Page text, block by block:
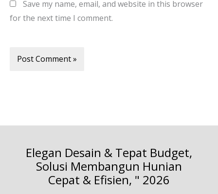
Save my name, email, and website in this browser
for the next time I comment.
Elegan Desain & Tepat Budget,
Solusi Membangun Hunian
Cepat & Efisien, " 2026